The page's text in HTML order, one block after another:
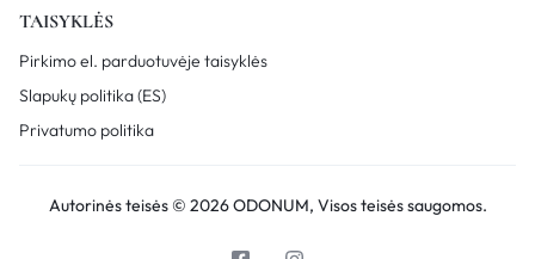
TAISYKLĖS
Pirkimo el. parduotuvėje taisyklės
Slapukų politika (ES)
Privatumo politika
Autorinės teisės © 2026 ODONUM, Visos teisės saugomos.